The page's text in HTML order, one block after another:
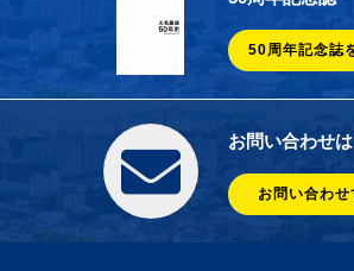
50周年記念誌
お問い合わせ
お問い合わせ